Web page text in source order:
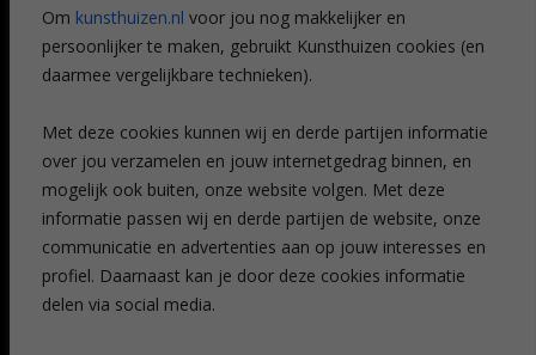
Om kunsthuizen.nl voor jou nog makkelijker en
persoonlijker te maken, gebruikt Kunsthuizen cookies (en
daarmee vergelijkbare technieken).
Met deze cookies kunnen wij en derde partijen informatie
over jou verzamelen en jouw internetgedrag binnen, en
mogelijk ook buiten, onze website volgen. Met deze
informatie passen wij en derde partijen de website, onze
communicatie en advertenties aan op jouw interesses en
profiel. Daarnaast kan je door deze cookies informatie
delen via social media.
Veelgestelde vragen
CONTACT
Leiden
Amsterdam
Breda
Favorieten
Mijn art alert
NIEUWSBRIEF